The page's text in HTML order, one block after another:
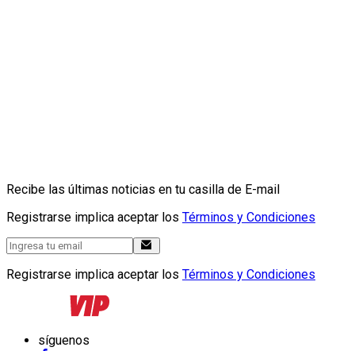
Recibe las últimas noticias en tu casilla de E-mail
Registrarse implica aceptar los Términos y Condiciones
Registrarse implica aceptar los Términos y Condiciones
síguenos